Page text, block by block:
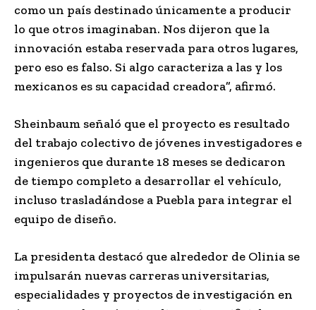
como un país destinado únicamente a producir
lo que otros imaginaban. Nos dijeron que la
innovación estaba reservada para otros lugares,
pero eso es falso. Si algo caracteriza a las y los
mexicanos es su capacidad creadora”, afirmó.
Sheinbaum señaló que el proyecto es resultado
del trabajo colectivo de jóvenes investigadores e
ingenieros que durante 18 meses se dedicaron
de tiempo completo a desarrollar el vehículo,
incluso trasladándose a Puebla para integrar el
equipo de diseño.
La presidenta destacó que alrededor de Olinia se
impulsarán nuevas carreras universitarias,
especialidades y proyectos de investigación en